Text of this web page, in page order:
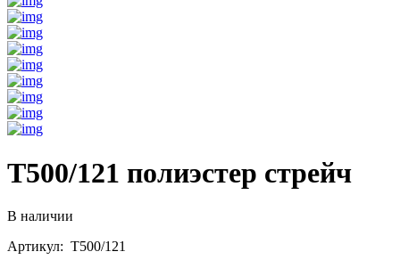
T500/121 полиэстер стрейч
В наличии
Артикул: T500/121